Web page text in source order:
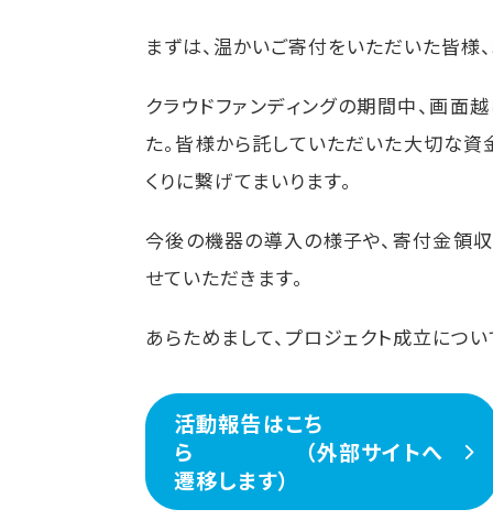
まずは、温かいご寄付をいただいた皆様
クラウドファンディングの期間中、画
た。皆様から託していただいた大切な資
くりに繋げてまいります。
今後の機器の導入の様子や、寄付金領
せていただきます。
あらためまして、プロジェクト成立につ
活動報告はこち
ら （外部サイトへ
遷移します）